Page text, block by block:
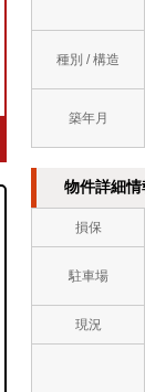
種別 / 構造
築年月
物件詳細情
損保
駐車場
現況